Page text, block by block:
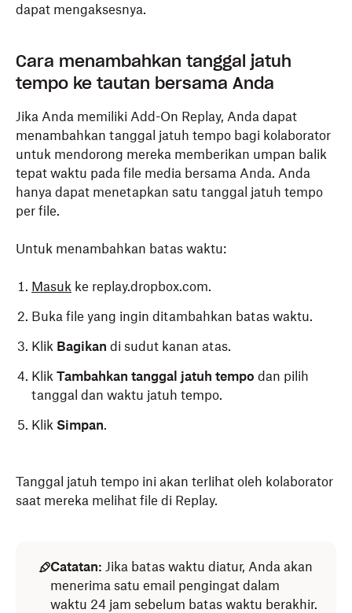
dapat mengaksesnya.
Cara menambahkan tanggal jatuh
tempo ke tautan bersama Anda
Jika Anda memiliki Add-On Replay, Anda dapat
menambahkan tanggal jatuh tempo bagi kolaborator
untuk mendorong mereka memberikan umpan balik
tepat waktu pada file media bersama Anda. Anda
hanya dapat menetapkan satu tanggal jatuh tempo
per file.
Untuk menambahkan batas waktu:
Masuk ke replay.dropbox.com.
Buka file yang ingin ditambahkan batas waktu.
Klik Bagikan di sudut kanan atas.
Klik Tambahkan tanggal jatuh tempo dan pilih
tanggal dan waktu jatuh tempo.
Klik Simpan.
Tanggal jatuh tempo ini akan terlihat oleh kolaborator
saat mereka melihat file di Replay.
Catatan: Jika batas waktu diatur, Anda akan
menerima satu email pengingat dalam
waktu 24 jam sebelum batas waktu berakhir.